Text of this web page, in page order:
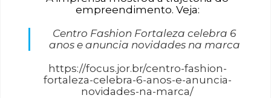
empreendimento. Veja:
Centro Fashion Fortaleza celebra 6
anos e anuncia novidades na marca
https://focus.jor.br/centro-fashion-
fortaleza-celebra-6-anos-e-anuncia-
novidades-na-marca/